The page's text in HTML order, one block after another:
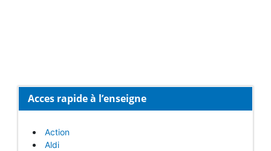
Acces rapide à l’enseigne
Action
Aldi